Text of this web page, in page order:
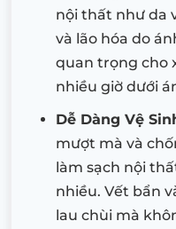
nội thất như da
và lão hóa do
quan trọng cho
nhiều giờ dưới
Dễ Dàng Vệ
mượt mà và
làm sạch nội
nhiều. Vết bẩn
lau chùi mà